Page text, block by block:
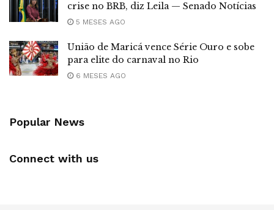
crise no BRB, diz Leila — Senado Notícias
5 MESES AGO
União de Maricá vence Série Ouro e sobe
para elite do carnaval no Rio
6 MESES AGO
Popular News
Connect with us